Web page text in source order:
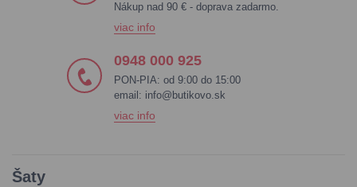
Nákup nad 90 € - doprava zadarmo.
viac info
0948 000 925
PON-PIA: od 9:00 do 15:00
email: info@butikovo.sk
viac info
Šaty